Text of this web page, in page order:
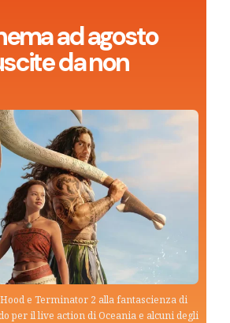
ad agosto
da non
e Terminator 2 alla fantascienza di
per il live action di Oceania e alcuni degli